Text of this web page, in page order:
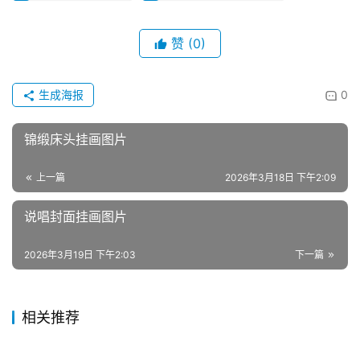
赞 (0)
0
生成海报
锦缎床头挂画图片
上一篇 2026年3月18日 下午2:09
说唱封面挂画图片
下一篇
2026年3月19日 下午2:03
相关推荐